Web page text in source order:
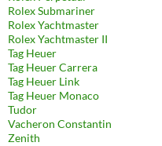
Rolex Submariner
Rolex Yachtmaster
Rolex Yachtmaster II
Tag Heuer
Tag Heuer Carrera
Tag Heuer Link
Tag Heuer Monaco
Tudor
Vacheron Constantin
Zenith